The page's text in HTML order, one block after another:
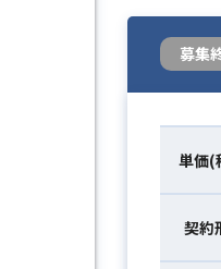
募集
単価(
契約